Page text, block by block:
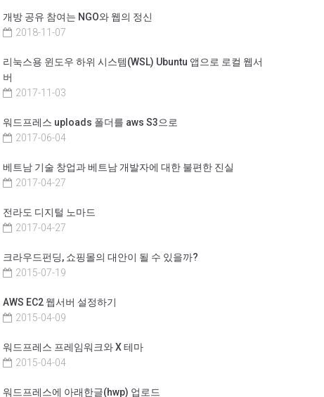
개방 공유 참여는 NGO와 웹의 정신
2018-11-07
리눅스용 윈도우 하위 시스템(WSL) Ubuntu 앱으로 로컬 웹서
버
2017-11-03
워드프레스 uploads 폴더를 aws S3으로
2017-06-04
베트남 기술 창업과 베트남 개발자에 대한 불편한 진실
2017-04-27
전라도 디지털 노마드
2017-04-27
크라우드펀딩, 쇼핑몰의 대안이 될 수 있을까?
2015-07-19
AWS EC2 웹서버 설정하기
2015-04-09
워드프레스 프레임워크와 X 테마
2015-04-04
워드프레스에 아래한글(hwp) 업로드